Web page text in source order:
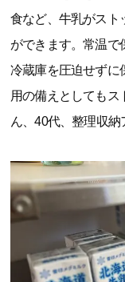
食など、牛乳がスト
ができます。常温で
冷蔵庫を圧迫せずに
用の備えとしてもス
ん、40代、整理収納